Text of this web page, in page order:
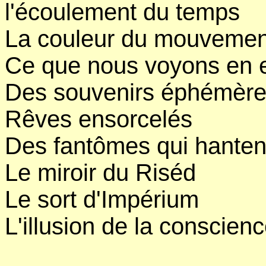
l'écoulement du temps
La couleur du
Ce que nous voyons en
Des souvenirs
Rêves ensorcelés
Des fantômes qui
Le miroir du Riséd
Le sort d'Impérium
L'illusion de la